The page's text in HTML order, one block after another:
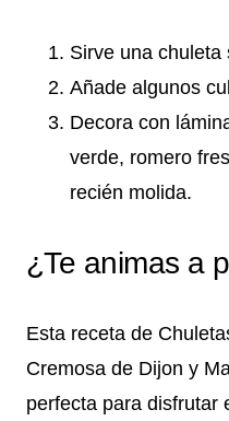
Sirve una chuleta
Añade algunos
Decora con
verde, romero
recién molida.
¿Te animas a
Esta receta de
Cremosa de Dijon y
perfecta para disfrutar